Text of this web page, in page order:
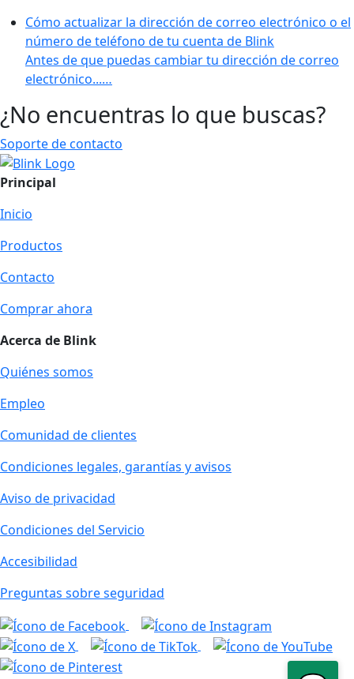
Cómo actualizar la dirección de correo electrónico o el
número de teléfono de tu cuenta de Blink
Antes de que puedas cambiar tu dirección de correo
electrónico...…
¿No encuentras lo que buscas?
Soporte de contacto
Principal
Inicio
Productos
Contacto
Comprar ahora
Acerca de Blink
Quiénes somos
Empleo
Comunidad de clientes
Condiciones legales, garantías y avisos
Aviso de privacidad
Condiciones del Servicio
Accesibilidad
Preguntas sobre seguridad